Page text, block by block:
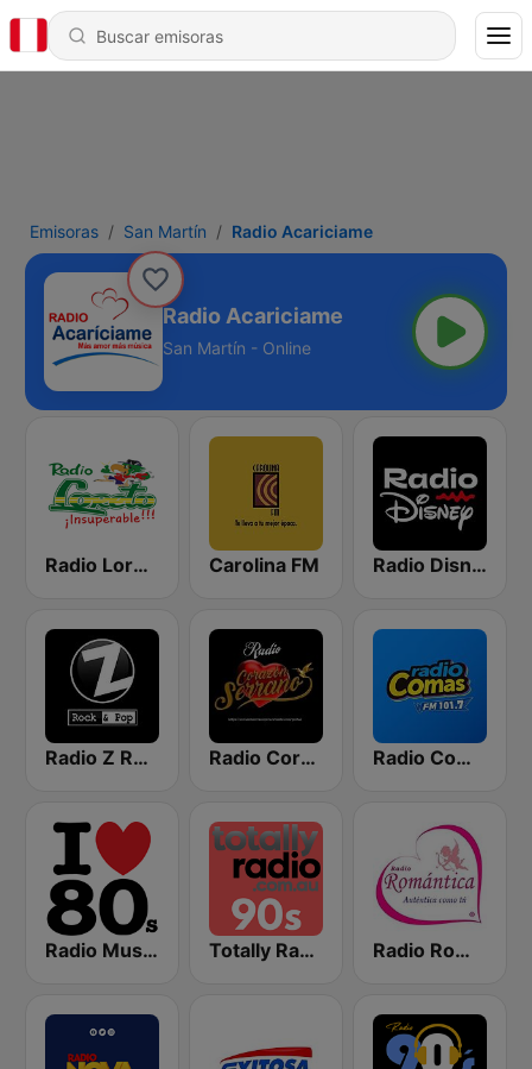
Emisoras San Martín Radio Acariciame
Radio Acariciame
San Martín - Online
Radio Loreto Carolina FM Radio Disney Peru
Radio Z Rock & Pop Radio Corazón Serrano Radio Comas FM
Radio Music80s Stereo Totally Radio 90s Radio Romántica